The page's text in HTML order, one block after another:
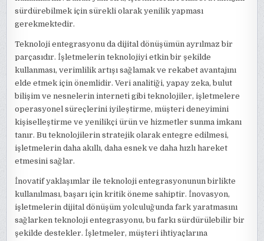
sürdürebilmek için sürekli olarak yenilik yapması
gerekmektedir.
Teknoloji entegrasyonu da dijital dönüşümün ayrılmaz bir
parçasıdır. İşletmelerin teknolojiyi etkin bir şekilde
kullanması, verimlilik artışı sağlamak ve rekabet avantajını
elde etmek için önemlidir. Veri analitiği, yapay zeka, bulut
bilişim ve nesnelerin interneti gibi teknolojiler, işletmelere
operasyonel süreçlerini iyileştirme, müşteri deneyimini
kişiselleştirme ve yenilikçi ürün ve hizmetler sunma imkanı
tanır. Bu teknolojilerin stratejik olarak entegre edilmesi,
işletmelerin daha akıllı, daha esnek ve daha hızlı hareket
etmesini sağlar.
İnovatif yaklaşımlar ile teknoloji entegrasyonunun birlikte
kullanılması, başarı için kritik öneme sahiptir. İnovasyon,
işletmelerin dijital dönüşüm yolculuğunda fark yaratmasını
sağlarken teknoloji entegrasyonu, bu farkı sürdürülebilir bir
şekilde destekler. İşletmeler, müşteri ihtiyaçlarına